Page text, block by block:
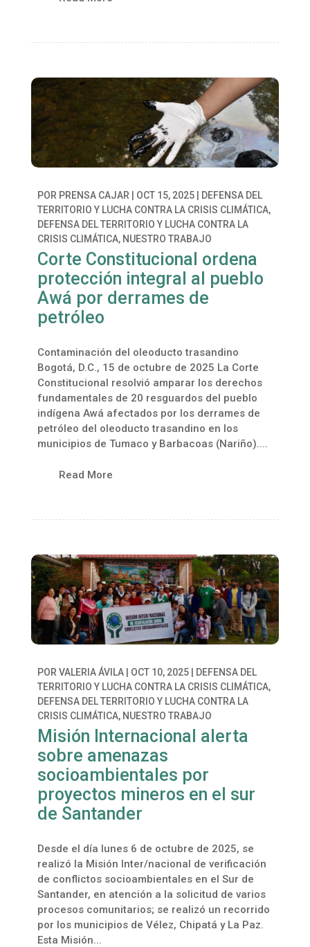
POR PRENSA CAJAR OCT 15, 2025|
DEFENSA DEL
TERRITORIO Y LUCHA CONTRA LA CRISIS CLIMÁTICA,
DEFENSA DEL TERRITORIO Y LUCHA CONTRA LA
CRISIS CLIMÁTICA, NUESTRO TRABAJO
Corte Constitucional ordena
protección integral al pueblo
Awá por derrames de
petróleo
Contaminación del oleoducto trasandino
Bogotá, D.C., 15 de octubre de 2025 La Corte
Constitucional resolvió amparar los derechos
fundamentales de 20 resguardos del pueblo
indígena Awá afectados por los derrames de
petróleo del oleoducto trasandino en los
municipios de Tumaco y Barbacoas (Nariño)....
Read More
POR VALERIA ÁVILA| OCT 10, 2025|
DEFENSA DEL
TERRITORIO Y LUCHA CONTRA LA CRISIS CLIMÁTICA,
DEFENSA DEL TERRITORIO Y LUCHA CONTRA LA
CRISIS CLIMÁTICA, NUESTRO TRABAJO
Misión Internacional alerta
sobre amenazas
socioambientales por
proyectos mineros en el sur
de Santander
Desde el día lunes 6 de octubre de 2025, se
realizó la Misión Inter/nacional de verificación
de conflictos socioambientales en el Sur de
Santander, en atención a la solicitud de varios
procesos comunitarios; se realizó un recorrido
por los municipios de Vélez, Chipatá y La Paz.
Esta Misión...